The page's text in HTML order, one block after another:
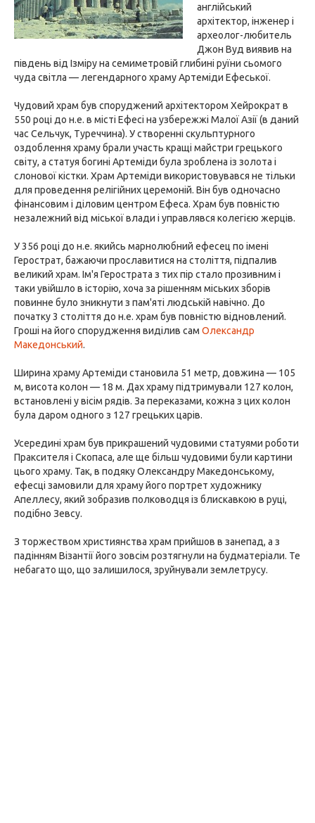
англійський
архітектор, інженер і
археолог-любитель
Джон Вуд виявив на
південь від Ізміру на семиметровій глибині руїни сьомого
чуда світла — легендарного храму Артеміди Ефеської.
Чудовий храм був споруджений архітектором Хейрократ в
550 році до н.е. в місті Ефесі на узбережжі Малої Азії (в даний
час Сельчук, Туреччина). У створенні скульптурного
оздоблення храму брали участь кращі майстри грецького
світу, а статуя богині Артеміди була зроблена із золота і
слонової кістки. Храм Артеміди використовувався не тільки
для проведення релігійних церемоній. Він був одночасно
фінансовим і діловим центром Ефеса. Храм був повністю
незалежний від міської влади і управлявся колегією жерців.
У 356 році до н.е. якийсь марнолюбний ефесец по імені
Герострат, бажаючи прославитися на століття, підпалив
великий храм. Ім'я Герострата з тих пір стало прозивним і
таки увійшло в історію, хоча за рішенням міських зборів
повинне було зникнути з пам'яті людській навічно. До
початку 3 століття до н.е. храм був повністю відновлений.
Гроші на його спорудження виділив сам Олександр
Македонський.
Ширина храму Артеміди становила 51 метр, довжина — 105
м, висота колон — 18 м. Дах храму підтримували 127 колон,
встановлені у вісім рядів. За переказами, кожна з цих колон
була даром одного з 127 грецьких царів.
Усередині храм був прикрашений чудовими статуями роботи
Праксителя і Скопаса, але ще більш чудовими були картини
цього храму. Так, в подяку Олександру Македонському,
ефесці замовили для храму його портрет художнику
Апеллесу, який зобразив полководця із блискавкою в руці,
подібно Зевсу.
З торжеством християнства храм прийшов в занепад, а з
падінням Візантії його зовсім розтягнули на будматеріали. Те
небагато що, що залишилося, зруйнували землетрусу.